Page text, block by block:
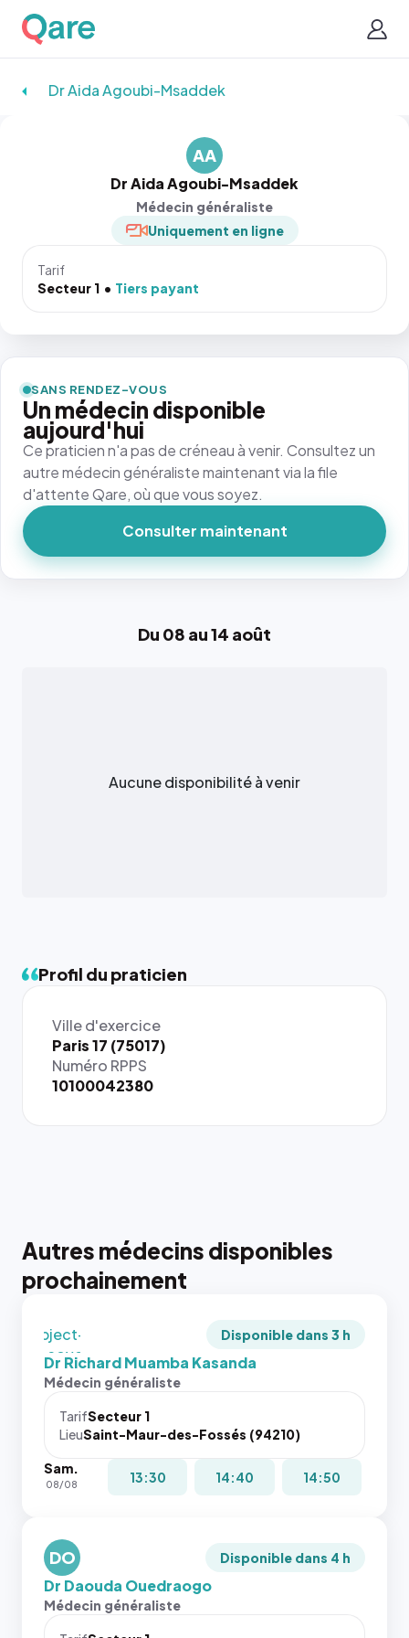
Dr Aida Agoubi-Msaddek
AA
Dr Aida Agoubi-Msaddek
Médecin généraliste
Uniquement en ligne
Tarif
Secteur 1
Tiers payant
Du 08 au 14 août
Aucune disponibilité à venir
Profil du praticien
Ville d'exercice
Paris 17 (75017)
Numéro RPPS
10100042380
SANS RENDEZ-VOUS
Un médecin disponible
aujourd'hui
Ce praticien n'a pas de créneau à venir. Consultez un
autre médecin généraliste maintenant via la file
d'attente Qare, où que vous soyez.
Consulter maintenant
Autres médecins disponibles
prochainement
{# 40×40
: la taille
rendue par
`.profile-
puisque la
photo est
recadrée
`object-
fit: cover`.
Sans ces
navigateur
pas la
place, et
les trois
dernières
images de
l'annuaire
dans ce
Disponible dans 3 h
Dr Richard Muamba Kasanda
Médecin généraliste
TarifSecteur 1
LieuSaint-Maur-des-Fossés (94210)
Sam.
08/08 13:30 14:40 14:50
DO Disponible dans 4 h
Dr Daouda Ouedraogo
Médecin généraliste
{# 40×40
`.profile-
picture`,
et un
rapport 1:1